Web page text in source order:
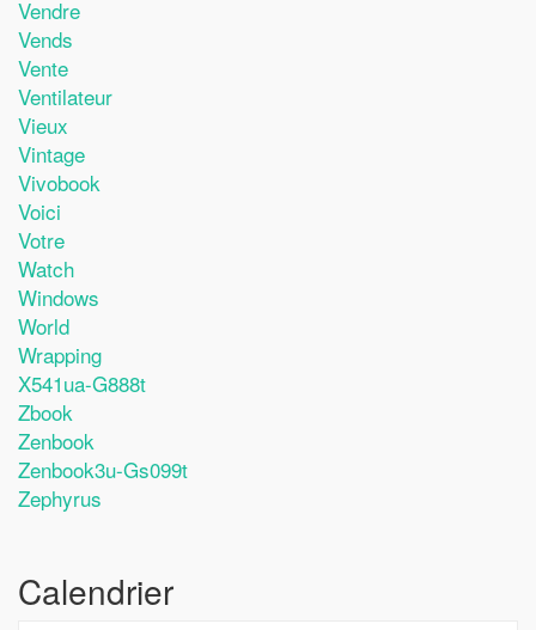
Vendre
Vends
Vente
Ventilateur
Vieux
Vintage
Vivobook
Voici
Votre
Watch
Windows
World
Wrapping
X541ua-G888t
Zbook
Zenbook
Zenbook3u-Gs099t
Zephyrus
Calendrier